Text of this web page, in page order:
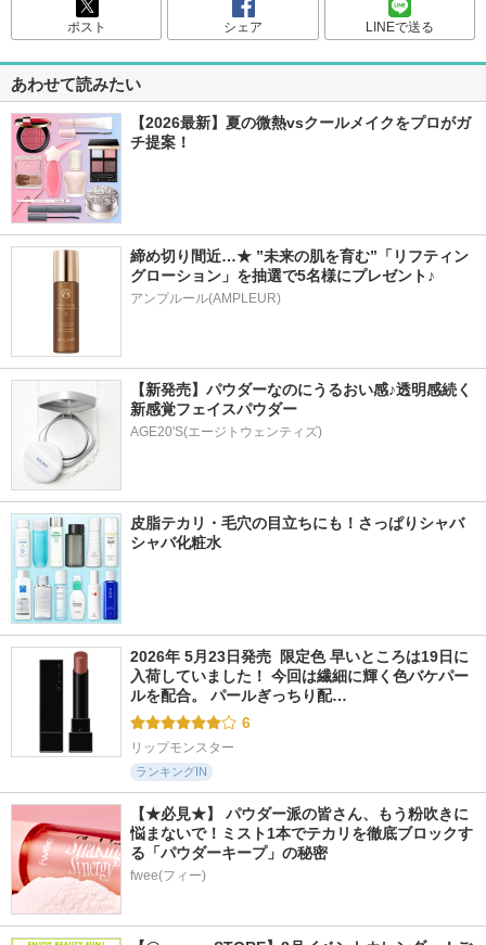
ポスト シェア LINEで送る
あわせて読みたい
【2026最新】夏の微熱vsクールメイクをプロがガ
チ提案！
締め切り間近…★ ”未来の肌を育む”「リフティン
グローション」を抽選で5名様にプレゼント♪
アンプルール(AMPLEUR)
【新発売】パウダーなのにうるおい感♪透明感続く
新感覚フェイスパウダー
AGE20'S(エージトウェンティズ)
皮脂テカリ・毛穴の目立ちにも！さっぱりシャバ
シャバ化粧水
2026年 5月23日発売  限定色 早いところは19日に
入荷していました！ 今回は繊細に輝く色バケパー
ルを配合。 パールぎっちり配…
6
リップモンスター
ランキングIN
【★必見★】 パウダー派の皆さん、もう粉吹きに
悩まないで！ミスト1本でテカリを徹底ブロックす
る「パウダーキープ」の秘密
fwee(フィー)